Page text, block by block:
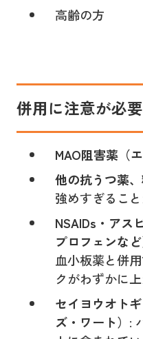
高齢の方
併用に注意が必
MAO阻害薬（
他の抗うつ薬
強めすぎること
NSAIDs・アス
プロフェンなど
血小板薬と併
クがわずかに
セイヨウオト
ズ・ワート） :